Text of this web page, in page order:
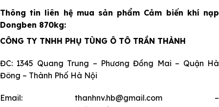
Thông tin liên hệ mua sản phẩm Cảm biến khí nạp
Dongben 870kg:
CÔNG TY TNHH PHỤ TÙNG Ô TÔ TRẦN THÀNH
ĐC: 1345 Quang Trung – Phương Đồng Mai – Quận Hà
Đông – Thành Phố Hà Nội
Email: thanhnv.hb@gmail.com –